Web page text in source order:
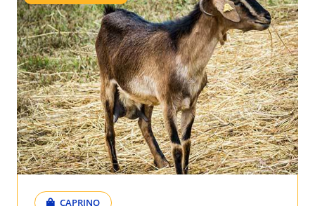
CAPRINO